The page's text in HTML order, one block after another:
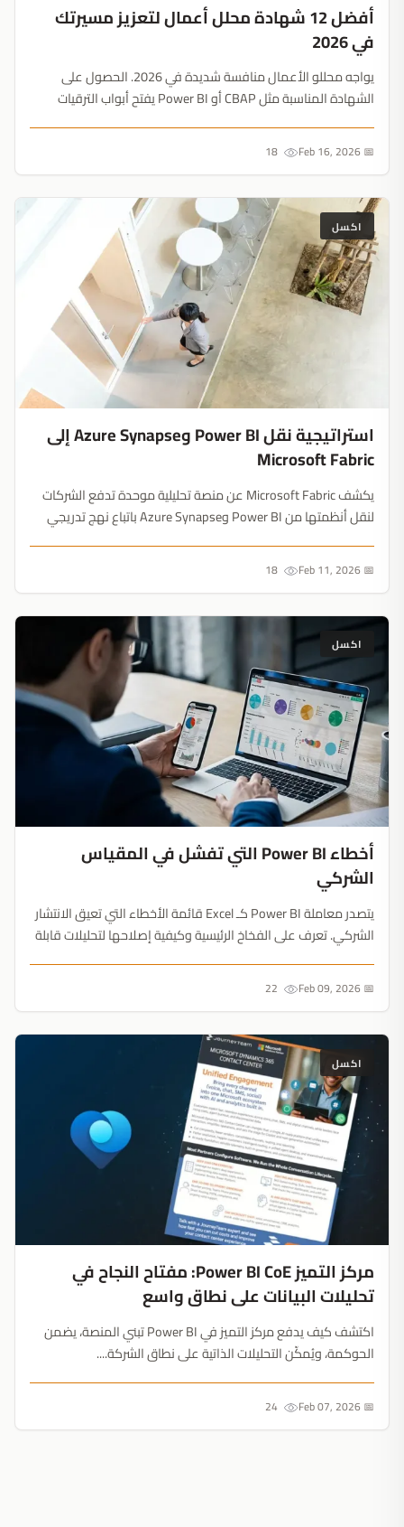
أفضل 12 شهادة محلل أعمال لتعزيز مسيرتك
في 2026
يواجه محللو الأعمال منافسة شديدة في 2026. الحصول على
الشهادة المناسبة مثل CBAP أو Power BI يفتح أبواب الترقيات
📅 Feb 16, 2026
اكسل
استراتيجية نقل Power BI وAzure Synapse إلى
Microsoft Fabric
يكشف Microsoft Fabric عن منصة تحليلية موحدة تدفع الشركات
لنقل أنظمتها من Power BI وAzure Synapse باتباع نهج تدريجي
📅 Feb 11, 2026
اكسل
أخطاء Power BI التي تفشل في المقياس
الشركي
يتصدر معاملة Power BI كـ Excel قائمة الأخطاء التي تعيق الانتشار
الشركي. تعرف على الفخاخ الرئيسية وكيفية إصلاحها لتحليلات قابلة
📅 Feb 09, 2026
اكسل
مركز التميز Power BI CoE: مفتاح النجاح في
تحليلات البيانات على نطاق واسع
اكتشف كيف يدفع مركز التميز في Power BI تبني المنصة، يضمن
الحوكمة، ويُمكّن التحليلات الذاتية على نطاق الشركة....
📅 Feb 07, 2026